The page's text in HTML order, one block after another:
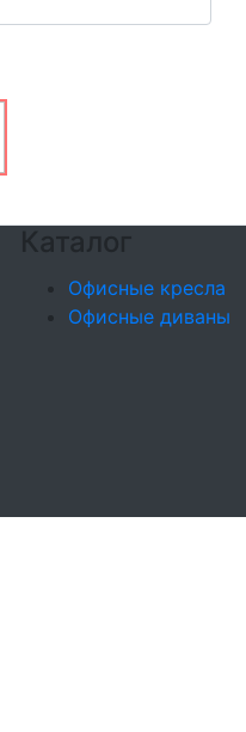
Каталог
Офисные кресла
Офисные диваны